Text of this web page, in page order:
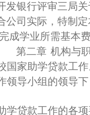
银行评审三局
司实际，特制定
学业所需基本
第二章 机构与
家助学贷款工作
领导小组的领导
学贷款工作的各项